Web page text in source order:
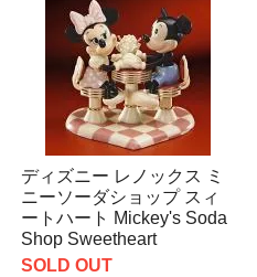
ディズニー レノックス ミ
ニーソーダショップ スィ
ートハート Mickey's Soda
Shop Sweetheart
SOLD OUT